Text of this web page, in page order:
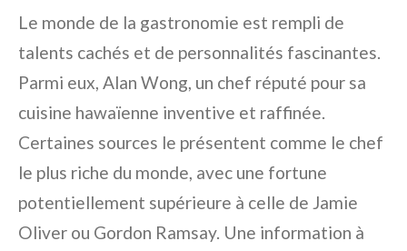
Le monde de la gastronomie est rempli de
talents cachés et de personnalités fascinantes.
Parmi eux, Alan Wong, un chef réputé pour sa
cuisine hawaïenne inventive et raffinée.
Certaines sources le présentent comme le chef
le plus riche du monde, avec une fortune
potentiellement supérieure à celle de Jamie
Oliver ou Gordon Ramsay. Une information à